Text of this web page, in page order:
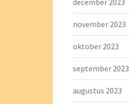
december 2023
november 2023
oktober 2023
september 2023
augustus 2023